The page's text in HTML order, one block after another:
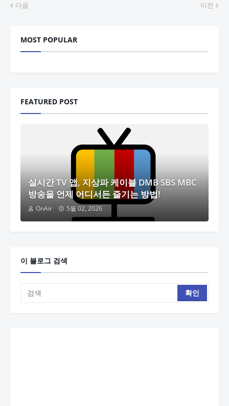
다음 이전
MOST POPULAR
FEATURED POST
실시간 TV 앱, 지상파 케이블 DMB SBS MBC
방송을 언제 어디서든 즐기는 방법!
OnAir 5월 02, 2026
이 블로그 검색